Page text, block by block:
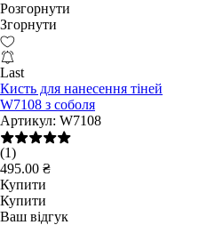
Розгорнути
Згорнути
Last
Кисть для нанесення тіней
W7108 з соболя
Артикул: W7108
(1)
495.00 ₴
Купити
Купити
Ваш відгук